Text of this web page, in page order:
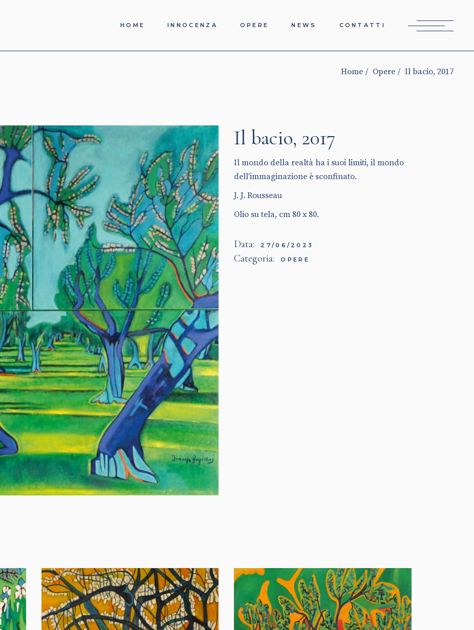
HOME INNOCENZA OPERE NEWS CONTATTI
Home Opere Il bacio, 2017
Il bacio, 2017
Il mondo della realtà ha i suoi limiti, il mondo
dell’immaginazione è sconfinato.
J. J. Rousseau
Olio su tela, cm 80 x 80.
Data: 27/06/2023
Categoria: OPERE